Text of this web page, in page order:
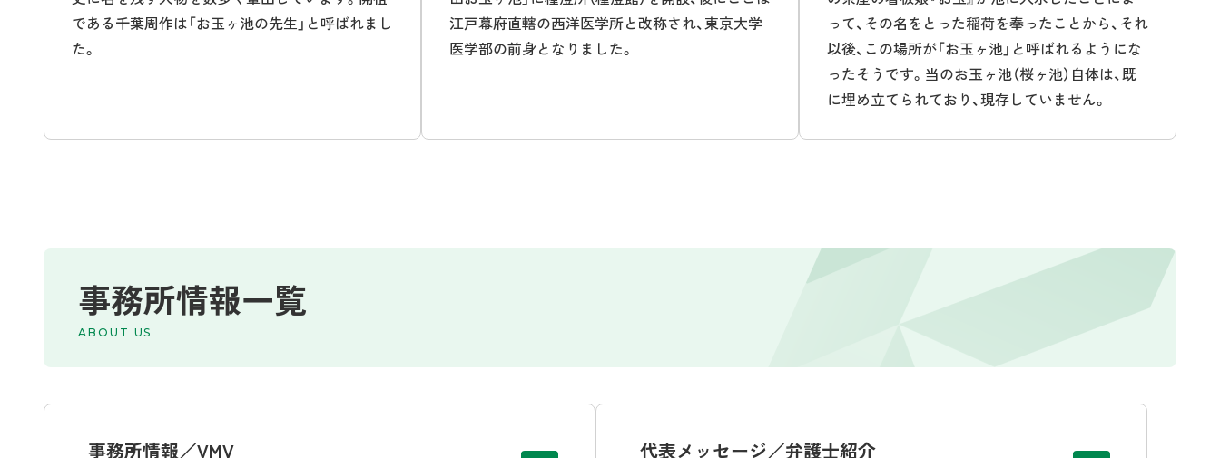
である千葉周作は「お玉ヶ池の先生」と呼ばれまし
た。
江戸幕府直轄の西洋医学所と改称され、東京大学
医学部の前身となりました。
って、その名をとった稲荷を奉ったことから、それ
以後、この場所が「お玉ヶ池」と呼ばれるようにな
ったそうです。当のお玉ヶ池（桜ヶ池）自体は、既
に埋め立てられており、現存していません。
事務所情報一覧
ABOUT US
事務所情報／VMV 代表メッセージ／弁護士紹介